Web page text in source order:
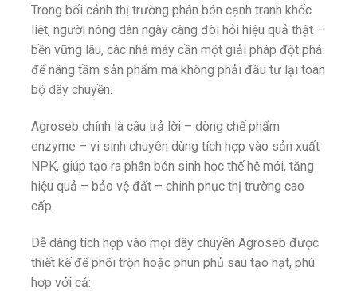
Trong bối cảnh thị trường phân bón cạnh tranh khốc
liệt, người nông dân ngày càng đòi hỏi hiệu quả thật –
bền vững lâu, các nhà máy cần một giải pháp đột phá
để nâng tầm sản phẩm mà không phải đầu tư lại toàn
bộ dây chuyền.
Agroseb chính là câu trả lời – dòng chế phẩm
enzyme – vi sinh chuyên dùng tích hợp vào sản xuất
NPK, giúp tạo ra phân bón sinh học thế hệ mới, tăng
hiệu quả – bảo vệ đất – chinh phục thị trường cao
cấp.
Dễ dàng tích hợp vào mọi dây chuyền Agroseb được
thiết kế để phối trộn hoặc phun phủ sau tạo hạt, phù
hợp với cả: